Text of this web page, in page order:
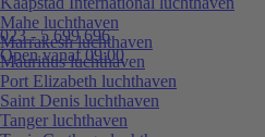
023 - 5 699 696
Open vanaf 09:00
Mahe luchthaven
Marrakesh luchthaven
Mauritius luchthaven
Port Elizabeth luchthaven
Saint Denis luchthaven
Tanger luchthaven